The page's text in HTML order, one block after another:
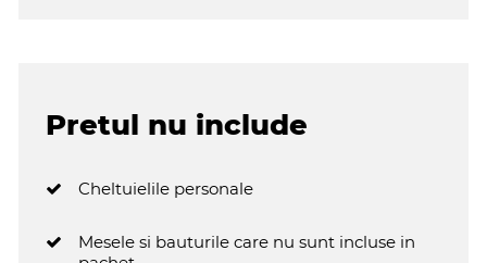
Pretul nu include
Cheltuielile personale
Mesele si bauturile care nu sunt incluse in